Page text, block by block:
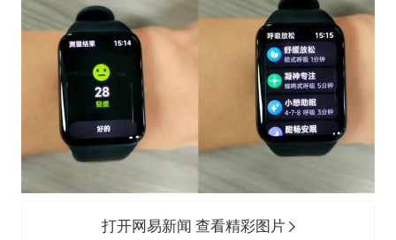
打开网易新闻 查看精彩图片